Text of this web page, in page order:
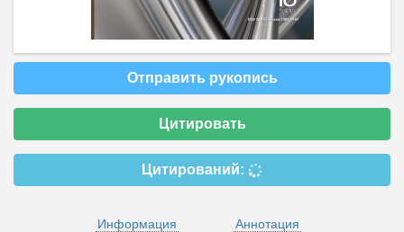
Отправить рукопись
Цитировать
Цитирований:
Информация
Аннотация